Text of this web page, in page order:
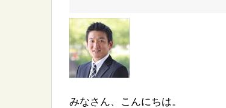
みなさん、こんにちは。